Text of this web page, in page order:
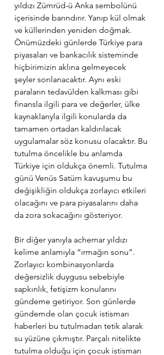
yıldızı Zümrüd-ü Anka sembolünü
içerisinde barındırır. Yanıp kül olmak
ve küllerinden yeniden doğmak.
Önümüzdeki günlerde Türkiye para
piyasaları ve bankacılık sisteminde
hiçbirimizin aklına gelmeyecek
şeyler sonlanacaktır. Aynı eski
paraların tedavülden kalkması gibi
finansla ilgili para ve değerler, ülke
kaynaklarıyla ilgili konularda da
tamamen ortadan kaldırılacak
uygulamalar söz konusu olacaktır. Bu
tutulma öncelikle bu anlamda
Türkiye için oldukça önemli. Tutulma
günü Venüs Satürn kavuşumu bu
değişikliğin oldukça zorlayıcı etkileri
olacağını ve para piyasalarını daha
da zora sokacağını gösteriyor.
Bir diğer yanıyla achernar yıldızı
kelime anlamıyla “ırmağın sonu”.
Zorlayıcı kombinasyonlarda
değersizlik duygusu sebebiyle
sapkınlık, fetişizm konularını
gündeme getiriyor. Son günlerde
gündemde olan çocuk istismarı
haberleri bu tutulmadan tetik alarak
su yüzüne çıkmıştır. Parçalı nitelikte
tutulma olduğu için çocuk istismarı